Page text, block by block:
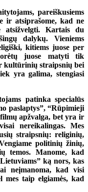
pareiškusiems
ir atsiprašome, kad ne
atsižvelgti. Kartais du
dalykų. Vieniems
kitiems juose per
juose matyti tik
kultūrinių straipsnių bei
yra galima, stengiasi
patinka specialūs
paslaptys”, “Rūpimieji
apžvalga, bet yra ir
nereikalingas. Mes
straipsnių: religinių,
politinių žinių,
temos. Manome, kad
ką nors, kas
neįmanoma, kad visi
mes taip elgiamės, kad